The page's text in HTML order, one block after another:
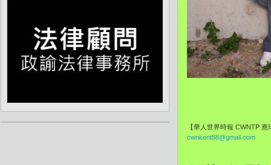
【華人世界時報 CWNTP
cwnkent88@gmail.com